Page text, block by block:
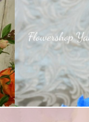
スタンド花